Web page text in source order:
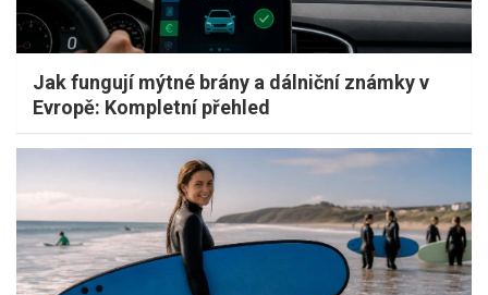
Jak fungují mýtné brány a dálniční známky v
Evropě: Kompletní přehled